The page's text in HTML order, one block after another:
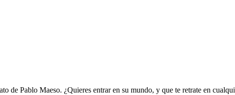
de Pablo Maeso. ¿Quieres entrar en su mundo, y que te retrate en